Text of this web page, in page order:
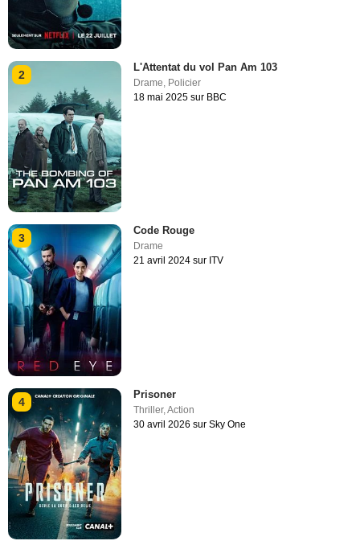
2
L'Attentat du vol Pan Am 103
Drame, Policier
18 mai 2025 sur BBC
3
Code Rouge
Drame
21 avril 2024 sur ITV
4
Prisoner
Thriller,Action
30 avril 2026 sur Sky One